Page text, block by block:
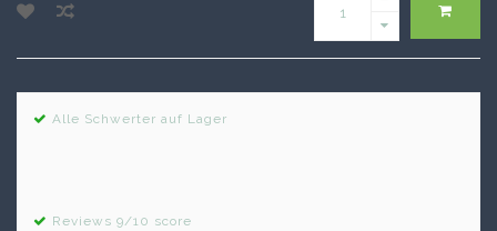
Alle Schwerter auf Lager
Reviews 9/10 score